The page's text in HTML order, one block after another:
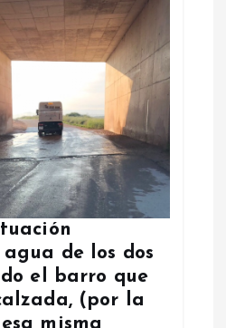
de los dos
el barro que
(por la